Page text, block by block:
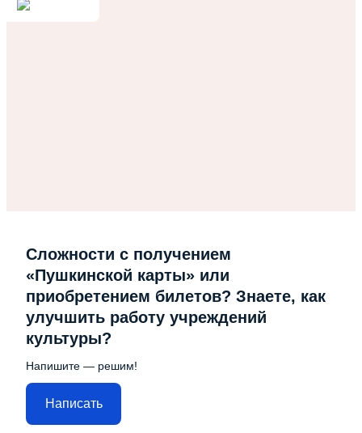
Сложности с получением
«Пушкинской карты» или
приобретением билетов? Знаете, как
улучшить работу учреждений
культуры?
Напишите — решим!
Написать